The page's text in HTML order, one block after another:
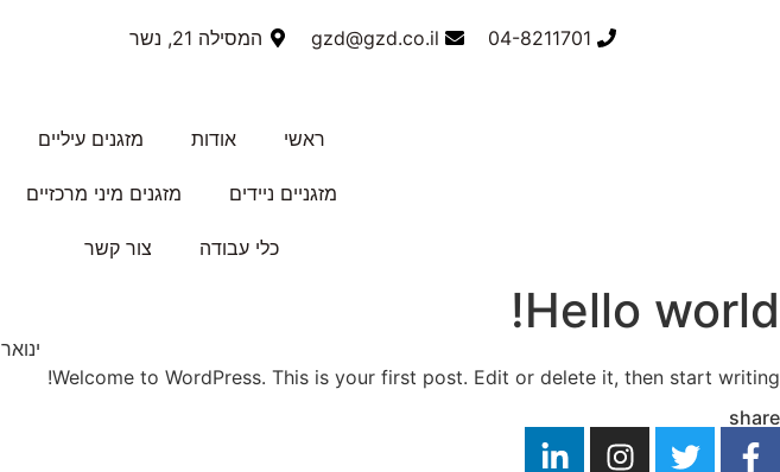
04-8211701
gzd@gzd.co.il המסילה 21, נשר
ראשי אודות מזגנים עיליים
מזגניים ניידים מזגנים מיני מרכזיים
כלי עבודה צור קשר
Hello world!
ינואר 3, 2024
Welcome to WordPress. This is your first post. Edit or delete it, then start writing!
share